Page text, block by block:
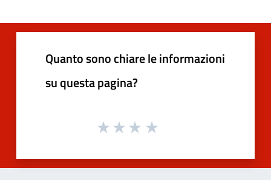
Quanto sono chiare le informazioni
su questa pagina?